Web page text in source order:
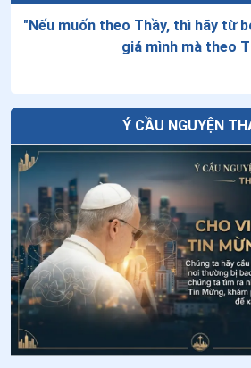
"Nếu muốn theo Thầy, thì hãy từ
giá mình mà theo
Ý CẦU NGUYỆN
Thứ Năm tuần
Tiếng gọi Tây
Tuần cửu nhật
Minh - Ngày thứ
được chúa gọi về
Tại sao Lễ Chúa
hành vào ngày 06